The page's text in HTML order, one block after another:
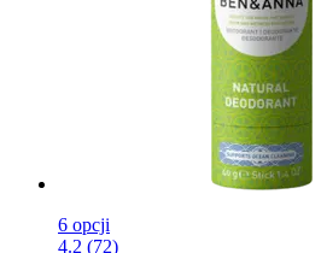
6 opcji
4.2 (72)